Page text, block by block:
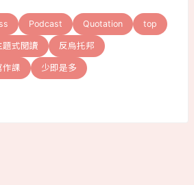
Podcast Quotation top
題式閱讀 反烏托邦
作課 少即是多